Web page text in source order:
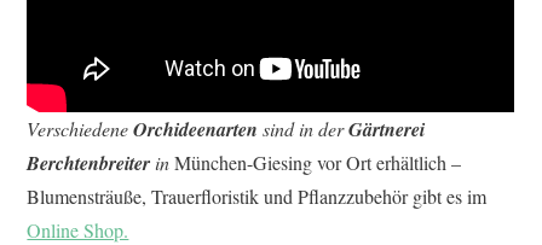
VerschiedeneOrchideenarten sind in derGärtnerei
Berchtenbreiter inMünchen-Giesing vor Ort erhältlich –
Blumensträuße, Trauerfloristik und Pflanzzubehör gibt es im
Online Shop.